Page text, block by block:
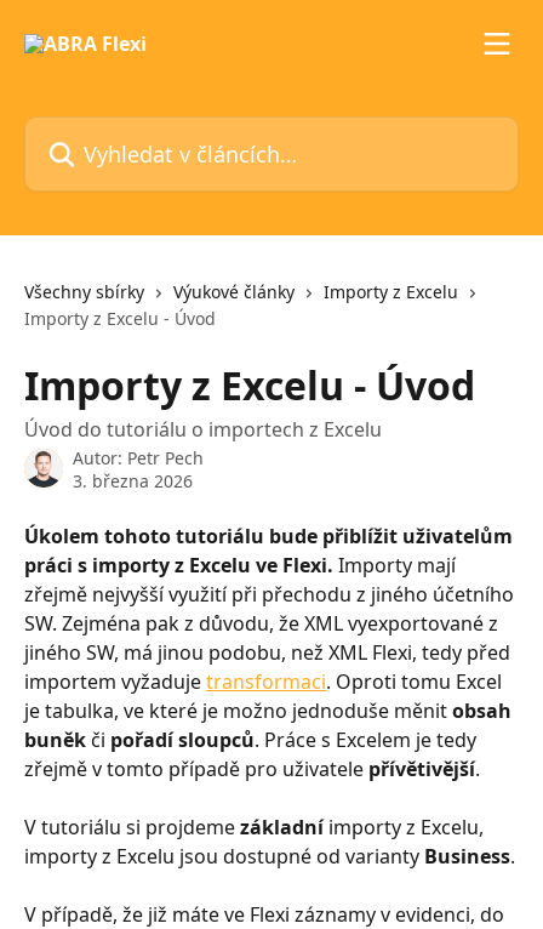
Vyhledat v článcích…
Všechny sbírky Výukové články
Importy z Excelu
Importy z Excelu - Úvod
Importy z Excelu - Úvod
Úvod do tutoriálu o importech z Excelu
Autor: Petr Pech
3. března 2026
Úkolem tohoto tutoriálu bude přiblížit uživatelům
práci s importy z Excelu ve Flexi. Importy mají
zřejmě nejvyšší využití při přechodu z jiného účetního
SW. Zejména pak z důvodu, že XML vyexportované z
jiného SW, má jinou podobu, než XML Flexi, tedy před
importem vyžaduje transformaci. Oproti tomu Excel
je tabulka, ve které je možno jednoduše měnit obsah
buněk či pořadí sloupců. Práce s Excelem je tedy
zřejmě v tomto případě pro uživatele přívětivější.
V tutoriálu si projdeme základní importy z Excelu,
importy z Excelu jsou dostupné od varianty Business.
V případě, že již máte ve Flexi záznamy v evidenci, do